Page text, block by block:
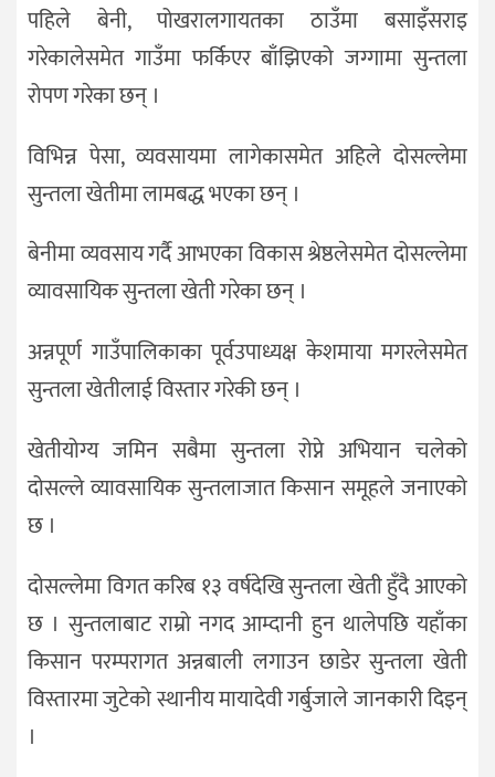
पहिले बेनी, पोखरालगायतका ठाउँमा बसाइँसराइ
गरेकालेसमेत गाउँमा फर्किएर बाँझिएको जग्गामा सुन्तला
रोपण गरेका छन् ।
विभिन्न पेसा, व्यवसायमा लागेकासमेत अहिले दोसल्लेमा
सुन्तला खेतीमा लामबद्ध भएका छन् ।
बेनीमा व्यवसाय गर्दै आभएका विकास श्रेष्ठलेसमेत दोसल्लेमा
व्यावसायिक सुन्तला खेती गरेका छन् ।
अन्नपूर्ण गाउँपालिकाका पूर्वउपाध्यक्ष केशमाया मगरलेसमेत
सुन्तला खेतीलाई विस्तार गरेकी छन् ।
खेतीयोग्य जमिन सबैमा सुन्तला रोप्ने अभियान चलेको
दोसल्ले व्यावसायिक सुन्तलाजात किसान समूहले जनाएको
छ ।
दोसल्लेमा विगत करिब १३ वर्षदेखि सुन्तला खेती हुँदै आएको
छ । सुन्तलाबाट राम्रो नगद आम्दानी हुन थालेपछि यहाँका
किसान परम्परागत अन्नबाली लगाउन छाडेर सुन्तला खेती
विस्तारमा जुटेको स्थानीय मायादेवी गर्बुजाले जानकारी दिइन्
।